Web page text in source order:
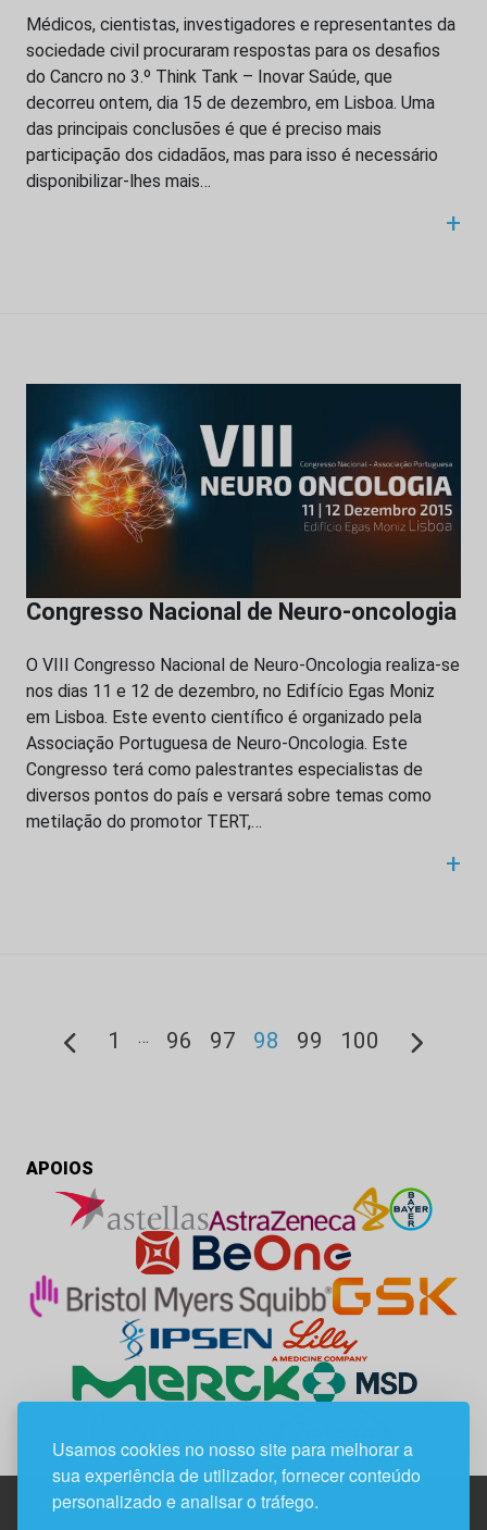
Usamos cookies no nosso site para melhorar a
sua experiência de utilizador, fornecer conteúdo
personalizado e analisar o tráfego.
Médicos, cientistas, investigadores e representantes da
sociedade civil procuraram respostas para os desafios
do Cancro no 3.º Think Tank – Inovar Saúde, que
decorreu ontem, dia 15 de dezembro, em Lisboa. Uma
das principais conclusões é que é preciso mais
participação dos cidadãos, mas para isso é necessário
disponibilizar-lhes mais…
+
Congresso Nacional de Neuro-oncologia
O VIII Congresso Nacional de Neuro-Oncologia realiza-se
nos dias 11 e 12 de dezembro, no Edifício Egas Moniz
em Lisboa. Este evento científico é organizado pela
Associação Portuguesa de Neuro-Oncologia. Este
Congresso terá como palestrantes especialistas de
diversos pontos do país e versará sobre temas como
metilação do promotor TERT,…
+
1 … 96 97 98 99 100
APOIOS